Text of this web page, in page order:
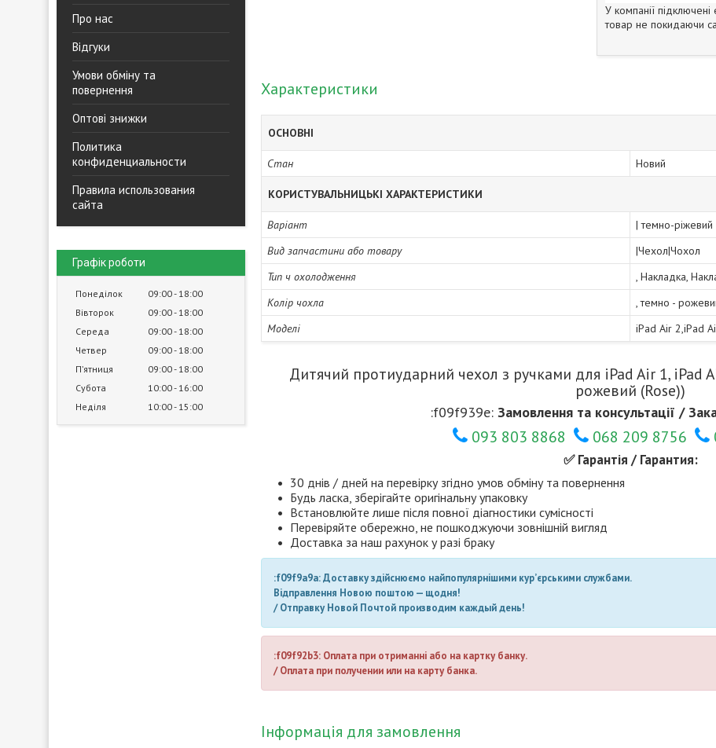
Про нас
Відгуки
Умови обміну та
повернення
Оптові знижки
Политика
конфиденциальности
Правила использования
сайта
Графік роботи
Понеділок 09:00 18:00
Вівторок
09:00 18:00
Середа
09:00 18:00
Четвер
09:00 18:00
Пʼятниця
09:00 18:00
Субота
10:00 16:00
Неділя
10:00 15:00
У компанії
товар не покидаючи
Характеристики
ОСНОВНІ
Стан Новий
КОРИСТУВАЛЬНИЦЬКІ ХАРАКТЕРИСТИКИ
Варіант
| темно-
Вид запчастини або товару
|Чехол|Чохол
Тип ч охолодження
, Накладка,
Колір чохла
, темно -
Моделі
iPad Air 2,iPad
Дитячий протиударний чехол з ручками для iPad Air 1, iPad
рожевий (Rose))
:f09f939e: Замовлення та консультації /
093 803 8868 068 209 8756
✅ Гарантія / Гарантия:
30 днів / дней на перевірку згідно умов обміну та повернення
Будь ласка, зберігайте оригінальну упаковку
Встановлюйте лише після повної діагностики сумісності
Перевіряйте обережно, не пошкоджуючи зовнішній вигляд
Доставка за наш рахунок у разі браку
:f09f9a9a: Доставку здійснюємо найпопулярнішими кур’єрськими службами.
Відправлення Новою поштою — щодня!
/ Отправку Новой Почтой производим каждый день!
:f09f92b3: Оплата при отриманні або на картку банку.
/ Оплата при получении или на карту банка.
Інформація для замовлення